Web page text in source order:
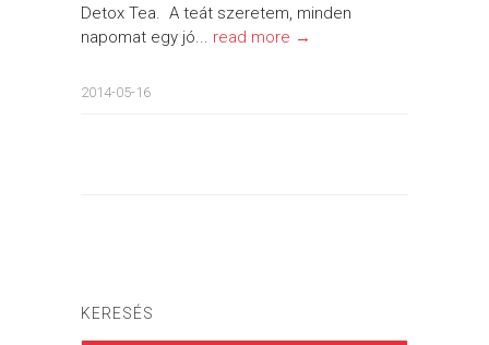
Detox Tea. A teát szeretem, minden
napomat egy jó... read more →
2014-05-16
KERESÉS